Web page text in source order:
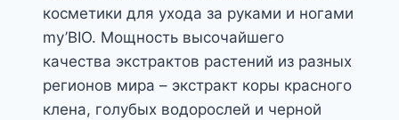
косметики для ухода за руками и ногами
my’BIO. Мощность высочайшего
качества экстрактов растений из разных
регионов мира – экстракт коры красного
клена, голубых водорослей и черной